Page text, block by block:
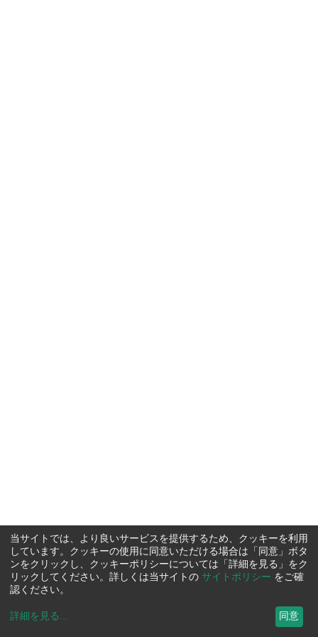
当サイトでは、より良いサービスを提供するため、クッキーを利用
しています。クッキーの使用に同意いただける場合は「同意」ボタ
ンをクリックし、クッキーポリシーについては「詳細を見る」をク
リックしてください。詳しくは当サイトの サイトポリシー をご確
認ください。
詳細を見る ... 同意